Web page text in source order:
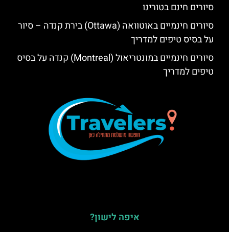
סיורים חינם בטורינו
סיורים חינמיים באוטוואה (Ottawa) בירת קנדה – סיור
על בסיס טיפים למדריך
סיורים חינמיים במונטריאול (Montreal) קנדה על בסיס
טיפים למדריך
איפה לישון?